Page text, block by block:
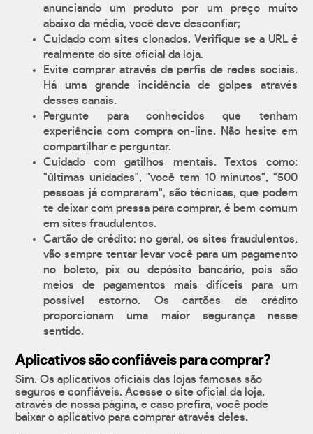
anunciando um produto por um preço muito
abaixo da média, você deve desconfiar;
Cuidado com sites clonados. Verifique se a URL é
realmente do site oficial da loja.
Evite comprar através de perfis de redes sociais.
Há uma grande incidência de golpes através
desses canais.
Pergunte para conhecidos que tenham
experiência com compra on-line. Não hesite em
compartilhar e perguntar.
Cuidado com gatilhos mentais. Textos como:
"últimas unidades", "você tem 10 minutos", "500
pessoas já compraram", são técnicas, que podem
te deixar com pressa para comprar, é bem comum
em sites fraudulentos.
Cartão de crédito: no geral, os sites fraudulentos,
vão sempre tentar levar você para um pagamento
no boleto, pix ou depósito bancário, pois são
meios de pagamentos mais difíceis para um
possível estorno. Os cartões de crédito
proporcionam uma maior segurança nesse
sentido.
Aplicativos são confiáveis para comprar?
Sim. Os aplicativos oficiais das lojas famosas são
seguros e confiáveis. Acesse o site oficial da loja,
através de nossa página, e caso prefira, você pode
baixar o aplicativo para comprar através deles.